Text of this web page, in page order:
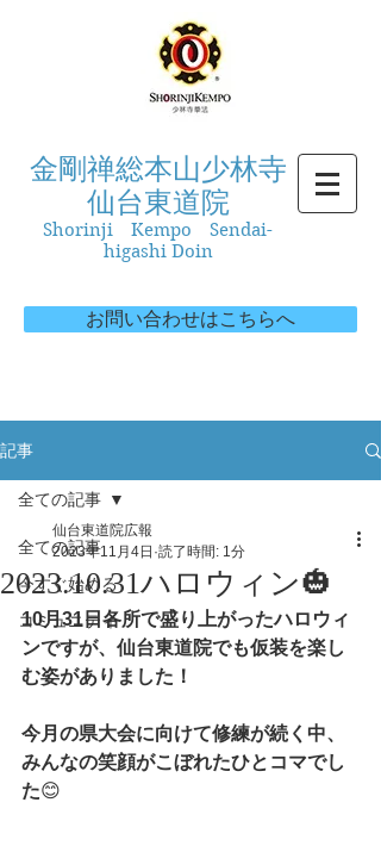
金剛禅総本山少林寺
仙台東道院
Shorinji Kempo Sendai-
higashi Doin
お問い合わせはこちらへ
記事
全ての記事
今すぐ始める
コミュニティ
全ての記事
2023.10.31ハロウィン🎃
仙台東道院広報
2023年11月4日 読了時間: 1分
10月31日各所で盛り上がったハロウィ
ンですが、仙台東道院でも仮装を楽し
む姿がありました！
今月の県大会に向けて修練が続く中、
みんなの笑顔がこぼれたひとコマでし
た😊